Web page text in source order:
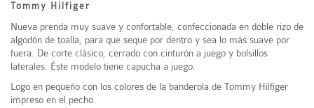
Tommy Hilfiger
Nueva prenda muy suave y confortable, confeccionada en doble rizo de
algodón de toalla, para que seque por dentro y sea lo más suave por
fuera. De corte clásico, cerrado con cinturón a juego y bolsillos
laterales. Éste modelo tiene capucha a juego.
Logo en pequeño con los colores de la banderola de Tommy Hilfiger
impreso en el pecho.